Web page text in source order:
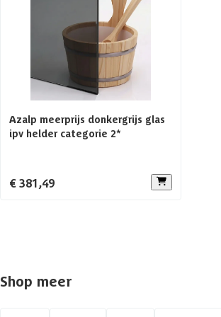
Afmetingen (bxl)
Voorruimte
Azalp meerprijs donkergrijs glas
ipv helder categorie 2*
€ 381,49
Shop meer